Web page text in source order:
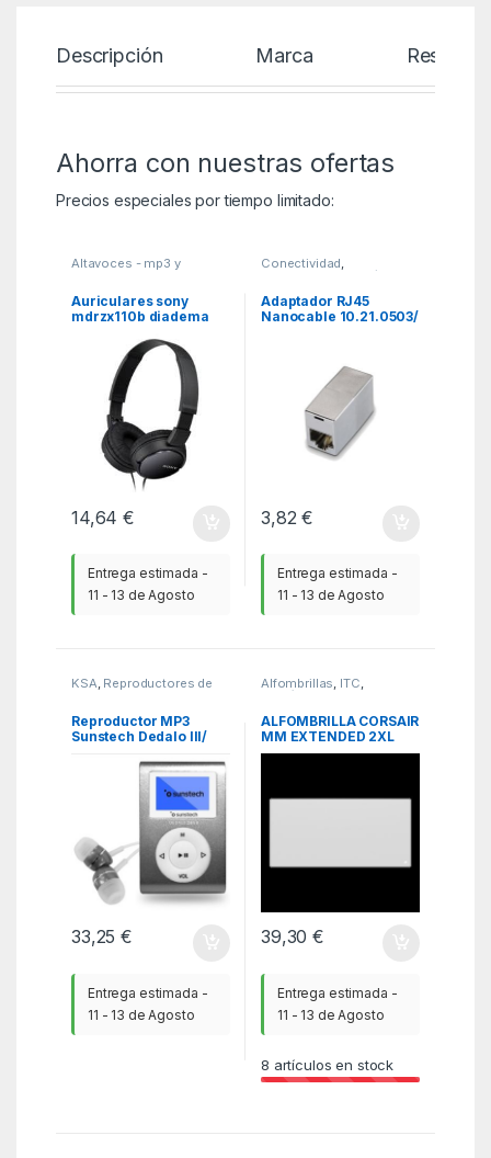
Descripción Marca Reseñas
Ahorra con nuestras ofertas
Precios especiales por tiempo limitado:
Altavoces - mp3 y
Auriculares sony
mdrzx110b diadema
14,64€
Entrega estimada -
11 - 13 de Agosto
Conectividad,
Conectores RJ45 / RJ11
Adaptador RJ45
Nanocable 10.21.0503/
3,82€
Entrega estimada -
11 - 13 de Agosto
KSA Reproductores de
MP3, Sonido
Reproductor MP3
Sunstech Dedalo III/
33,25€
Entrega estimada -
11 - 13 de Agosto
Alfombrillas ITC
Periféricos
ALFOMBRILLA CORSAIR
MM EXTENDED 2XL
GRAY CH-941D075-WW
39,30€
Entrega estimada -
11 - 13 de Agosto
8 artículos en stock